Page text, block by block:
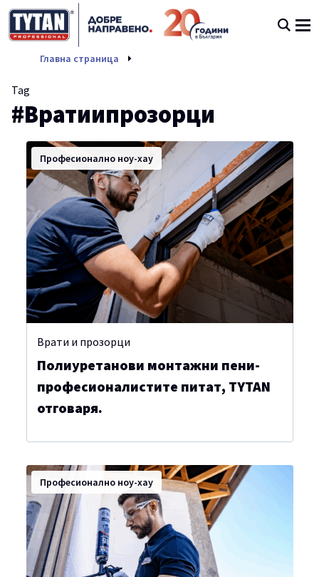
Главна страница
Tag
#Вратиипрозорци
Професионално ноу-хау
Врати и прозорци
Полиуретанови монтажни пени-
професионалистите питат, TYTAN
отговаря.
Професионално ноу-хау